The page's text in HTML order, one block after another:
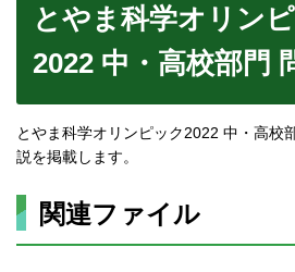
とやま科学オリン
2022 中・高校部門
とやま科学オリンピック2022 中・高校
説を掲載します。
関連ファイル